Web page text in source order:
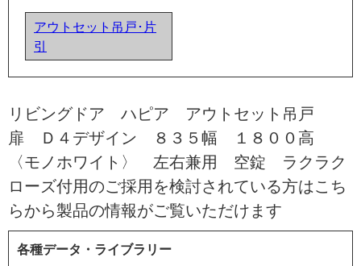
アウトセット吊戸･片
引
リビングドア ハピア アウトセット吊戸
扉 Ｄ４デザイン ８３５幅 １８００高
〈モノホワイト〉 左右兼用 空錠 ラクラク
ローズ付用のご採用を検討されている方はこち
らから製品の情報がご覧いただけます
各種データ・ライブラリー